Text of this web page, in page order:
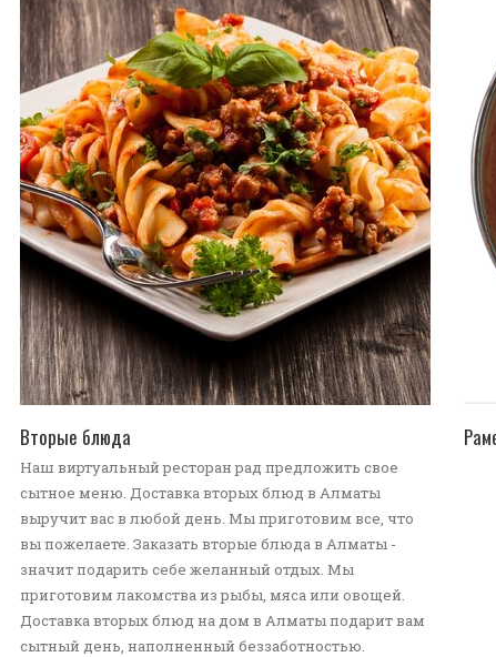
Вторые блюда
Наш виртуальный ресторан рад предложить свое
сытное меню. Доставка вторых блюд в Алматы
выручит вас в любой день. Мы приготовим все, что
вы пожелаете. Заказать вторые блюда в Алматы -
значит подарить себе желанный отдых. Мы
приготовим лакомства из рыбы, мяса или овощей.
Доставка вторых блюд на дом в Алматы подарит вам
сытный день, наполненный беззаботностью.